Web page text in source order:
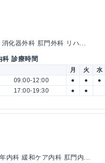
化器外科 肛門外科 リハ...
科 診療時間
月 火 水
09:00-12:00
● ● ●
17:00-19:30
● ●
内科 緩和ケア内科 肛門内...